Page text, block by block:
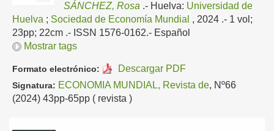
SÁNCHEZ, Rosa .- Huelva: Universidad de
Huelva ; Sociedad de Economía Mundial , 2024 .- 1 vol;
23pp; 22cm .- ISSN 1576-0162.- Español
Mostrar tags
Formato electrónico: Descargar PDF
Signatura: ECONOMIA MUNDIAL, Revista de, Nº66
(2024) 43pp-65pp ( revista )